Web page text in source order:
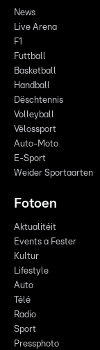
News
Live Arena
F1
Futtball
Basketball
Handball
Dëschtennis
Volleyball
Vëlossport
Auto-Moto
E-Sport
Weider Sportaarten
Fotoen
Aktualitéit
Events a Fester
Kultur
Lifestyle
Auto
Télé
Radio
Sport
Pressphoto